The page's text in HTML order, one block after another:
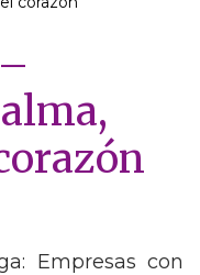
Empresas con